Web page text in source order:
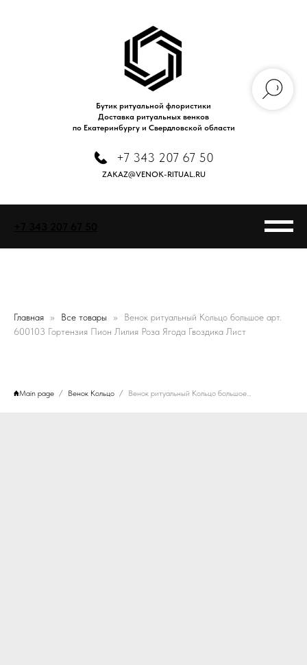
Бутик ритуальной флористики
Доставка ритуальных венков
по Екатеринбургу и Свердловской области
+7 343 207 67 50
ZAKAZ@VENOK-RITUAL.RU
Главная Все товары
Венок ритуальный Кольцо большое арт.
600103 Гортензия Пион Лилия Роза Ягода Гвоздика Лист
Main page Венок Кольцо